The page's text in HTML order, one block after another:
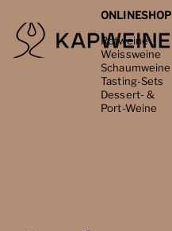
ONLINESHOP
Rotweine
Weissweine
Schaumweine
Tasting-Sets
Dessert- &
Port-Weine